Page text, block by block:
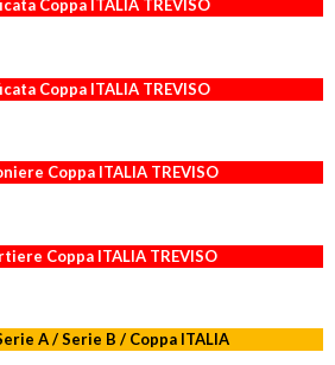
Coppa ITALIA TREVISO
Coppa ITALIA TREVISO
Coppa ITALIA TREVISO
Coppa ITALIA TREVISO
A / Serie B / Coppa ITALIA